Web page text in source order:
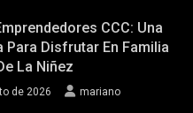
CCC: Una
Para Disfrutar En Familia
La Niñez
de 2026 mariano